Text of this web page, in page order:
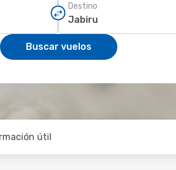
Destino
Buscar vuelos
útil